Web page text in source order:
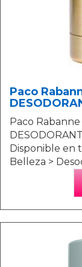
Paco
Paco
Disponible en
Belleza >